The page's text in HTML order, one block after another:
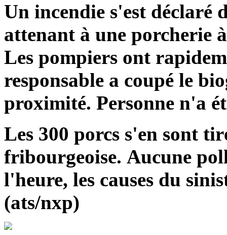
Un incendie s'est déclaré
attenant à une porcherie
Les pompiers ont
responsable a coupé le
proximité. Personne n'a
Les 300 porcs s'en sont
fribourgeoise. Aucune
l'heure, les causes du
(ats/nxp)